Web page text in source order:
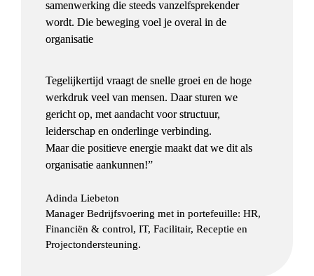
samenwerking die steeds vanzelfsprekender
wordt. Die beweging voel je overal in de
organisatie
Tegelijkertijd vraagt de snelle groei en de hoge
werkdruk veel van mensen. Daar sturen we
gericht op, met aandacht voor structuur,
leiderschap en onderlinge verbinding.
Maar die positieve energie maakt dat we dit als
organisatie aankunnen!”
Adinda Liebeton
Manager Bedrijfsvoering met in portefeuille: HR,
Financiën & control, IT, Facilitair, Receptie en
Projectondersteuning.